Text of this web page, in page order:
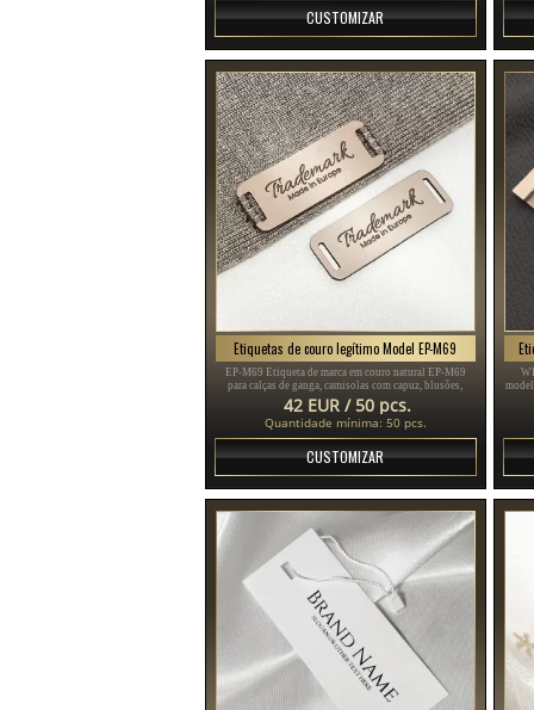
CUSTOMIZAR
Etiquetas de couro legítimo Model EP-M69
EP-M69 Etiqueta de marca em couro natural EP-M69
para calças de ganga, camisolas com capuz, blusões,
chapéus, malas e outros artigos, personalizada através de
gravação a laser com o logótipo e os dados do fabricante.
42 EUR / 50 pcs.
Quantidade mínima: 50 pcs.
CUSTOMIZAR